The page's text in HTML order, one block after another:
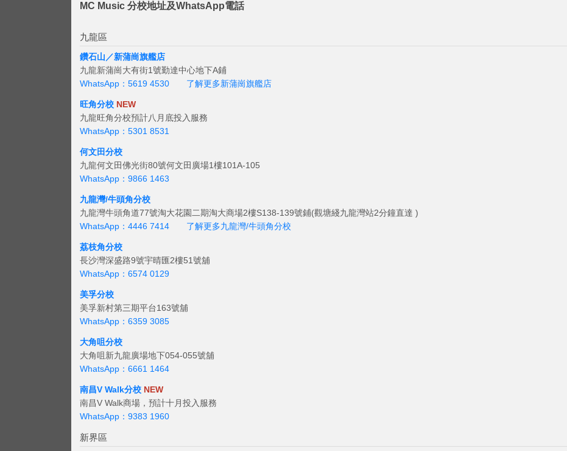
MC Music 分校地址及WhatsApp電話
九龍區
鑽石山／新蒲崗旗艦店
九龍新蒲崗大有街1號勤達中心地下A鋪
WhatsApp：5619 4530
了解更多新蒲崗旗艦店
旺角分校 NEW
九龍旺角分校預計八月底投入服務
WhatsApp：5301 8531
何文田分校
九龍何文田佛光街80號何文田廣場1樓101A-105
WhatsApp：9866 1463
九龍灣/牛頭角分校
九龍灣牛頭角道77號淘大花園二期淘大商場2樓S138-139號鋪(觀塘綫九龍灣站2分鐘直達 )
WhatsApp：4446 7414
了解更多九龍灣/牛頭角分校
荔枝角分校
長沙灣深盛路9號宇晴匯2樓51號舖
WhatsApp：6574 0129
美孚分校
美孚新村第三期平台163號舖
WhatsApp：6359 3085
大角咀分校
大角咀新九龍廣場地下054-055號舖
WhatsApp：6661 1464
南昌V Walk分校 NEW
南昌V Walk商場，預計十月投入服務
WhatsApp：9383 1960
新界區